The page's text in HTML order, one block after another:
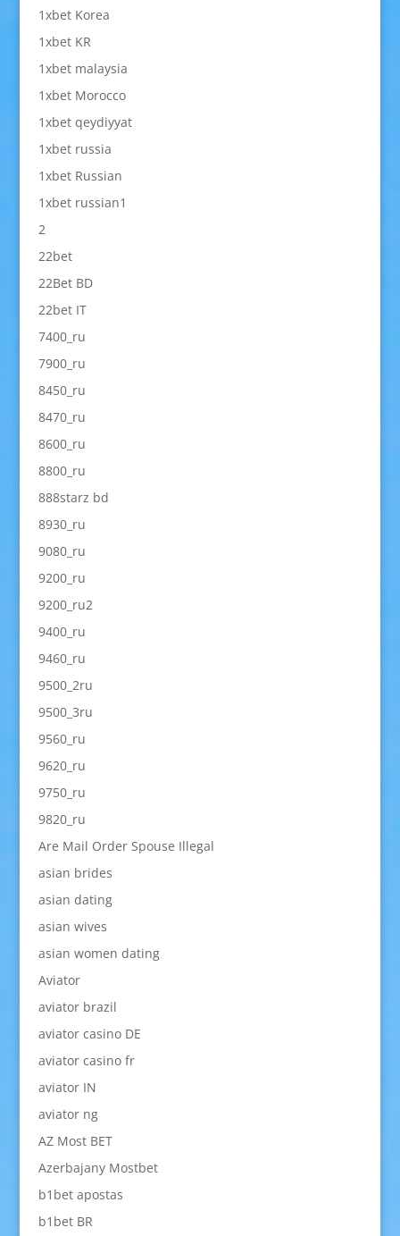
1xbet Korea
1xbet KR
1xbet malaysia
1xbet Morocco
1xbet qeydiyyat
1xbet russia
1xbet Russian
1xbet russian1
2
22bet
22Bet BD
22bet IT
7400_ru
7900_ru
8450_ru
8470_ru
8600_ru
8800_ru
888starz bd
8930_ru
9080_ru
9200_ru
9200_ru2
9400_ru
9460_ru
9500_2ru
9500_3ru
9560_ru
9620_ru
9750_ru
9820_ru
Are Mail Order Spouse Illegal
asian brides
asian dating
asian wives
asian women dating
Aviator
aviator brazil
aviator casino DE
aviator casino fr
aviator IN
aviator ng
AZ Most BET
Azerbajany Mostbet
b1bet apostas
b1bet BR